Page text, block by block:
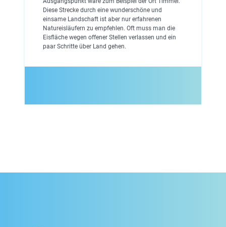
Diese Strecke durch eine wunderschöne und
einsame Landschaft ist aber nur erfahrenen
Natureisläufern zu empfehlen. Oft muss man die
Eisfläche wegen offener Stellen verlassen und ein
paar Schritte über Land gehen.